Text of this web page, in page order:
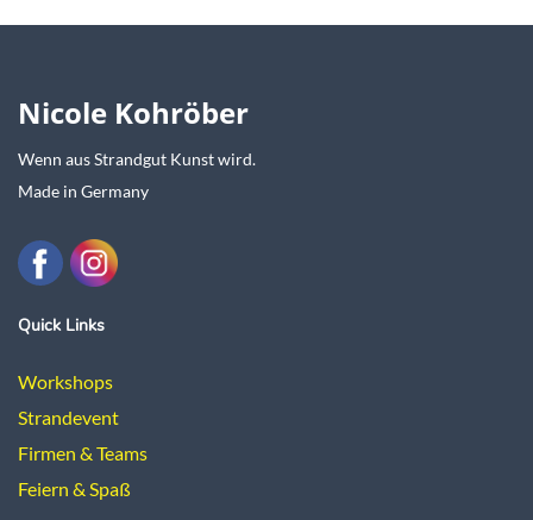
Nicole Kohröber
Wenn aus Strandgut Kunst wird.
Made in Germany
Quick Links
Workshops
Strandevent
Firmen & Teams
Feiern & Spaß